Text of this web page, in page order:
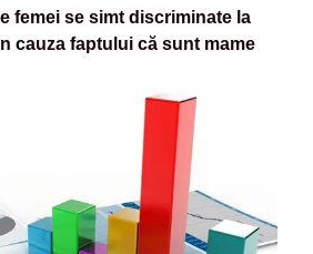
femei se simt discriminate la
cauza faptului că sunt mame